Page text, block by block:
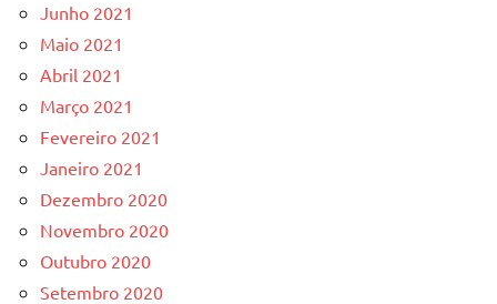
Junho 2021
Maio 2021
Abril 2021
Março 2021
Fevereiro 2021
Janeiro 2021
Dezembro 2020
Novembro 2020
Outubro 2020
Setembro 2020